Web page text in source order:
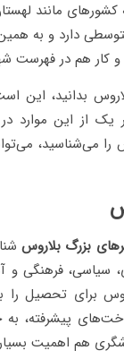
مانند
دارد و به
هم در فهرست
بدانید، این
از این موارد
می‌شناسید،
بزرگ بلاروس
سیاسی، فرهنگی و
برای تحصیل را
پیشرفته،
هم اهمیت